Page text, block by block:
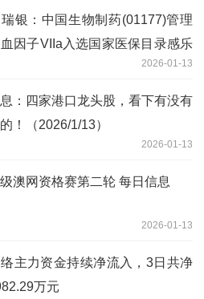
银：中国生物制药(01177)管理
因子VIIa入选国家医保目录感乐
2026-01-13
：四家港口龙头股，看下有没有
！（2026/1/13）
2026-01-13
澳网资格赛第二轮 每日信息
2026-01-13
主力资金持续净流入，3日共净
万元